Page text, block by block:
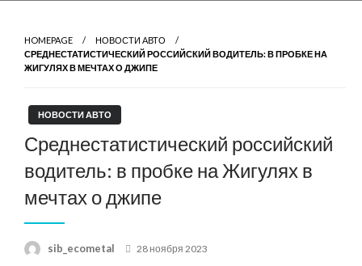
HOMEPAGE
НОВОСТИ АВТО
СРЕДНЕСТАТИСТИЧЕСКИЙ РОССИЙСКИЙ ВОДИТЕЛЬ: В ПРОБКЕ НА
ЖИГУЛЯХ В МЕЧТАХ О ДЖИПЕ
НОВОСТИ АВТО
Среднестатистический российский
водитель: в пробке на Жигулях в
мечтах о джипе
sib_ecometal
Posted
28 ноября 2023